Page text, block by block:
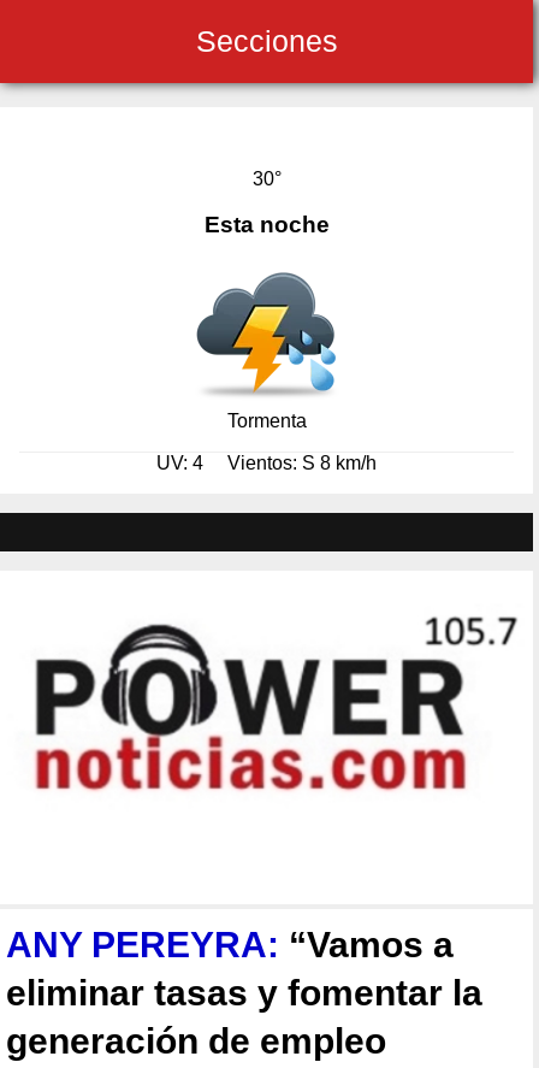
Secciones
30°
Esta noche
Tormenta
UV: 4 Vientos: S 8 km/h
ANY PEREYRA: “Vamos a
eliminar tasas y fomentar la
generación de empleo